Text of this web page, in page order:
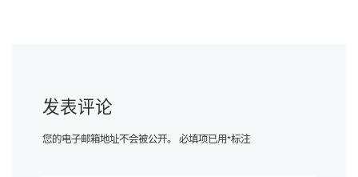
发表评论
您的电子邮箱地址不会被公开。 必填项已用*标注